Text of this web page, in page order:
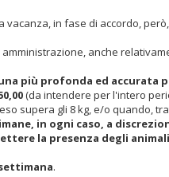
vacanza, in fase di accordo,
anche
più profonda ed accurata
(da intendere per l'intero
supera gli 8 kg, e/o quando,
in ogni caso, a
la presenza degli animali
settimana.